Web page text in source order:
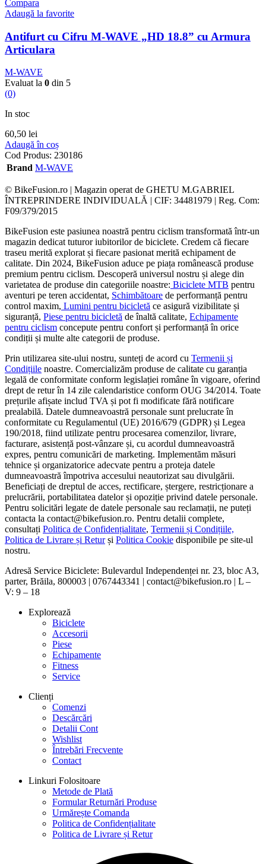
Compara
Adaugă la favorite
Antifurt cu Cifru M-WAVE „HD 18.8” cu Armura
Articulara
M-WAVE
Evaluat la 0 din 5
(0)
In stoc
60,50 lei
Adaugă în coș
Cod Produs: 230186
Brand M-WAVE
© BikeFusion.ro | Magazin operat de GHETU M.GABRIEL
ÎNTREPRINDERE INDIVIDUALĂ | CIF: 34481979 | Reg. Com:
F09/379/2015
BikeFusion este pasiunea noastră pentru ciclism transformată într-un
magazin dedicat tuturor iubitorilor de biciclete. Credem că fiecare
traseu merită explorat și fiecare pasionat merită echipament de
calitate. Din 2024, BikeFusion aduce pe piața românească produse
premium pentru ciclism. Descoperă universul nostru și alege din
varietatea de produse din categoriile noastre: Biciclete MTB pentru
aventuri pe teren accidentat, Schimbătoare de performanță pentru
control maxim, Lumini pentru bicicletă ce asigură vizibilitate și
siguranță, Piese pentru bicicletă de înaltă calitate, Echipamente
pentru ciclism concepute pentru confort și performanță în orice
condiții și multe alte categorii de produse.
Prin utilizarea site-ului nostru, sunteți de acord cu Termenii și
Condițiile noastre. Comercializăm produse de calitate cu garanția
legală de conformitate conform legislației române în vigoare, oferind
drept de retur în 14 zile calendaristice conform OUG 34/2014. Toate
prețurile afișate includ TVA și pot fi modificate fără notificare
prealabilă. Datele dumneavoastră personale sunt prelucrate în
conformitate cu Regulamentul (UE) 2016/679 (GDPR) și Legea
190/2018, fiind utilizate pentru procesarea comenzilor, livrare,
facturare, asistență post-vânzare și, cu acordul dumneavoastră
expres, pentru comunicări de marketing. Implementăm măsuri
tehnice și organizatorice adecvate pentru a proteja datele
dumneavoastră împotriva accesului neautorizat sau divulgării.
Beneficiați de dreptul de acces, rectificare, ștergere, restricționare a
prelucrării, portabilitatea datelor și opoziție privind datele personale.
Pentru solicitări legate de datele personale sau reclamații, ne puteți
contacta la contact@bikefusion.ro. Pentru detalii complete,
consultați Politica de Confidențialitate, Termenii și Condițiile,
Politica de Livrare și Returși Politica Cookie disponibile pe site-ul
nostru.
Adresă Service Biciclete: Bulevardul Independenței nr. 23, bloc A3,
parter, Brăila, 800003 | 0767443341 | contact@bikefusion.ro | L –
V: 9 – 18
Explorează
Biciclete
Accesorii
Piese
Echipamente
Fitness
Service
Clienți
Comenzi
Descărcări
Detalii Cont
Wishlist
Întrebări Frecvente
Contact
Linkuri Folositoare
Metode de Plată
Formular Returnări Produse
Urmărește Comanda
Politica de Confidențialitate
Politica de Livrare și Retur